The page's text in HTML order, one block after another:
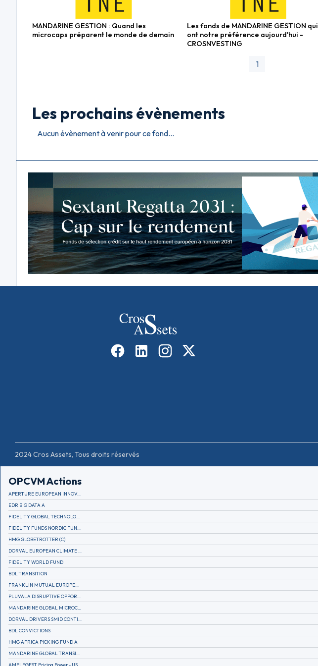
Fonds actions
MANDARINE GESTION : Quand les
microcaps préparent le monde de demain
Fonds diversifiés
Les fonds de MANDARINE GESTION qui
ont notre préférence aujourd'hui -
CROSNVESTING
1
Les prochains évènements
Aucun évènement à venir pour ce fond...
2024 Cros Assets, Tous droits réservés
OPCVM Actions
APERTURE EUROPEAN INNOVATION
EDR BIG DATA A
HMG GLOBETROTTER (C)
FIDELITY WORLD FUND
BDL TRANSITION
BDL CONVICTIONS
HMG AFRICA PICKING FUND A